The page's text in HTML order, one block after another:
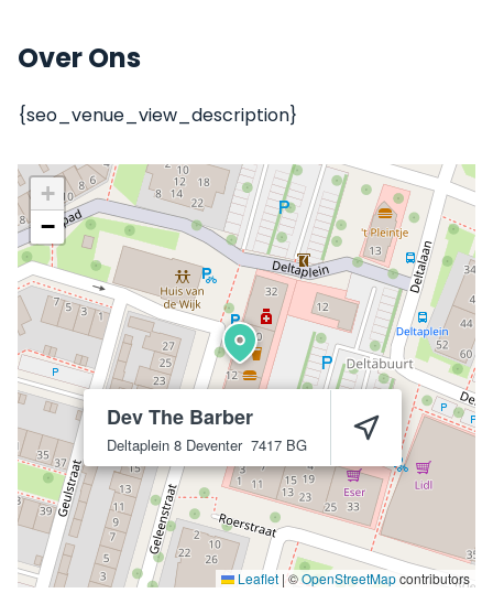
Over Ons
{seo_venue_view_description}
Dev The Barber
Deltaplein 8 Deventer 7417 BG
+
−
Leaflet |©OpenStreetMapcontributors